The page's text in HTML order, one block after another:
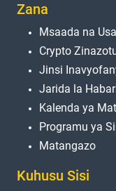
Zana
Msaada na
Crypto
Jinsi
Jarida la
Kalenda ya
Programu ya
Matangazo
Kuhusu Sisi